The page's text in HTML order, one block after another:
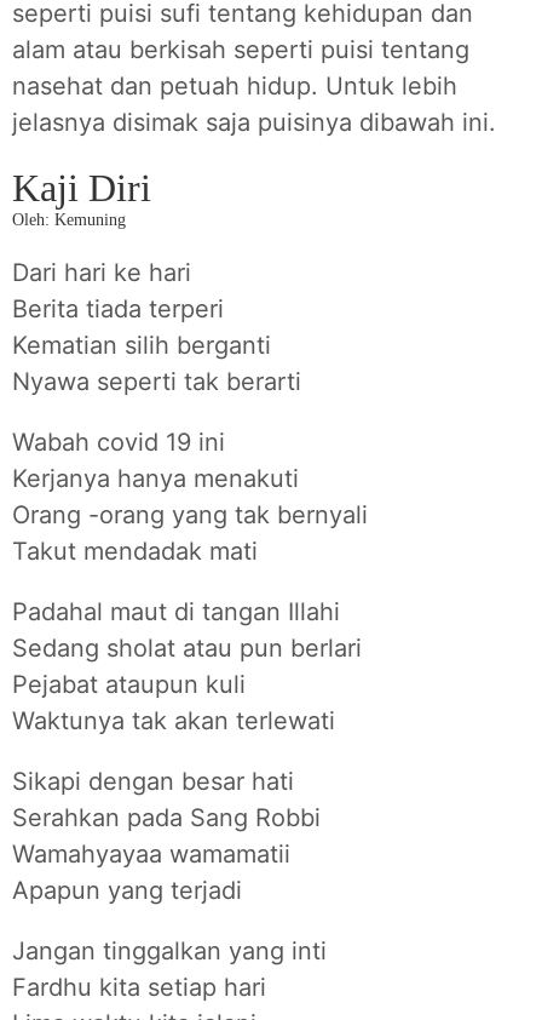
seperti puisi sufi tentang kehidupan dan
alam atau berkisah seperti puisi tentang
nasehat dan petuah hidup. Untuk lebih
jelasnya disimak saja puisinya dibawah ini.
Kaji Diri
Oleh: Kemuning
Dari hari ke hari
Berita tiada terperi
Kematian silih berganti
Nyawa seperti tak berarti
Wabah covid 19 ini
Kerjanya hanya menakuti
Orang -orang yang tak bernyali
Takut mendadak mati
Padahal maut di tangan Illahi
Sedang sholat atau pun berlari
Pejabat ataupun kuli
Waktunya tak akan terlewati
Sikapi dengan besar hati
Serahkan pada Sang Robbi
Wamahyayaa wamamatii
Apapun yang terjadi
Jangan tinggalkan yang inti
Fardhu kita setiap hari